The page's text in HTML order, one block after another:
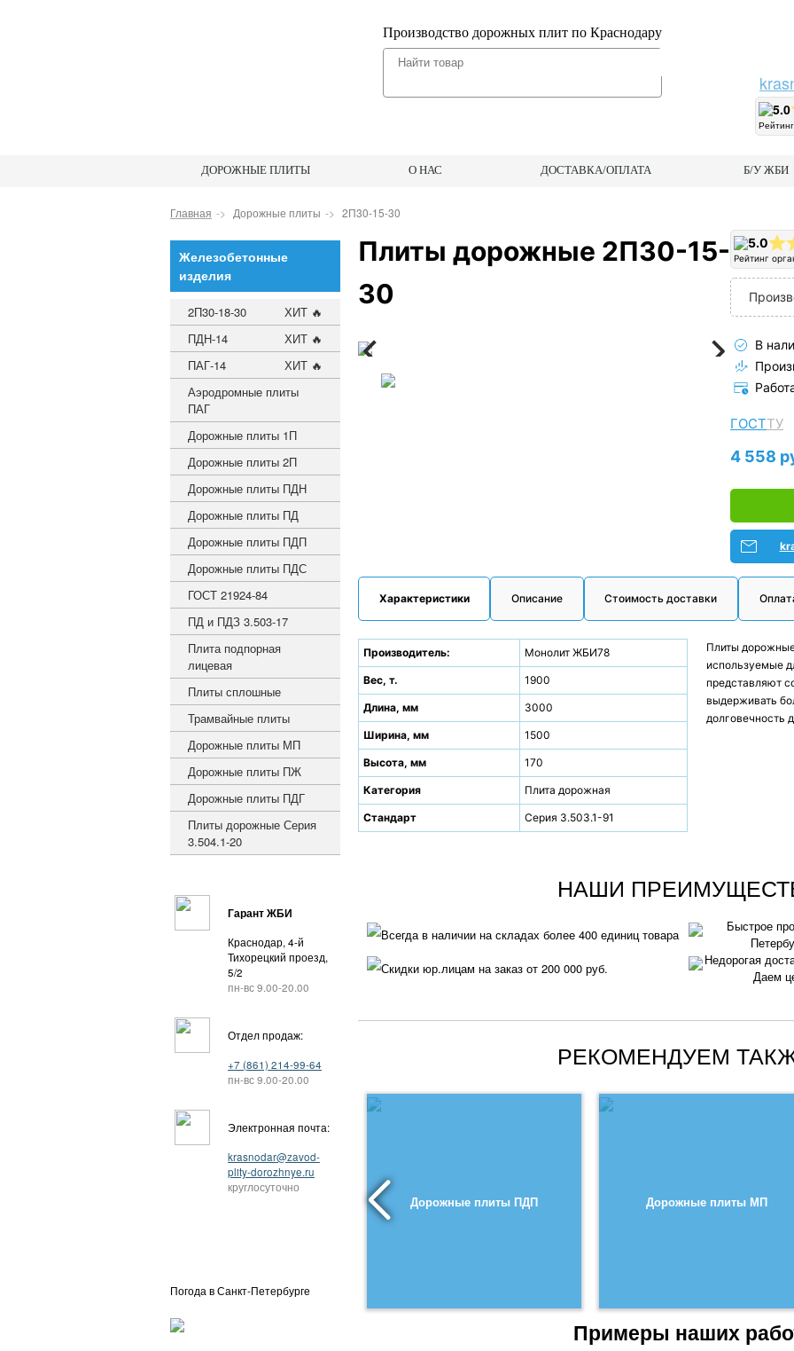
Производство дорожных плит по Краснодару
5.0
ДОРОЖНЫЕ ПЛИТЫ О НАС ДОСТАВКА/ОПЛАТА Б/У ЖБИ
Главная Дорожные плиты 2П30-15-30
Железобетонные
изделия
2П30-18-30
ХИТ 🔥
ПДН-14
ХИТ 🔥
ПАГ-14
ХИТ 🔥
Аэродромные плиты
ПАГ
Дорожные плиты 1П
Дорожные плиты 2П
Дорожные плиты ПДН
Дорожные плиты ПД
Дорожные плиты ПДП
Дорожные плиты ПДС
ГОСТ 21924-84
ПД и ПДЗ 3.503-17
Плита подпорная
лицевая
Плиты сплошные
Трамвайные плиты
Дорожные плиты МП
Дорожные плиты ПЖ
Дорожные плиты ПДГ
Плиты дорожные Серия
3.504.1-20
Гарант ЖБИ
Краснодар, 4-й
Тихорецкий проезд,
5/2
пн-вс 9.00-20.00
Отдел продаж:
+7 (861) 214-99-64
пн-вс 9.00-20.00
Электронная почта:
krasnodar@zavod-
plity-dorozhnye.ru
круглосуточно
Погода в Санкт-Петербурге
Плиты дорожные 2П30-15-
30
5.0
Рейтинг
В
ГОСТТУ
4 558
Характеристики Описание Стоимость доставки
Производитель: Монолит ЖБИ78
Вес, т. 1900
Длина, мм 3000
Ширина, мм 1500
Высота, мм 170
Категория Плита дорожная
Стандарт Серия 3.503.1-91
Плиты
используемые
представляют
выдерживать
долговечность
НАШИ
Всегда в наличии на складах более 400 единиц товара
Быстрое
Скидки юр.лицам на заказ от 200 000 руб.
Недорогая
Даем
РЕКОМЕНДУЕМ
Дорожные плиты ПДП Дорожные плиты МП
Примеры наших